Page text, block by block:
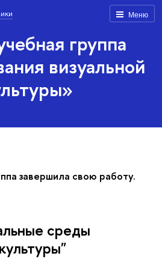
Меню
группа
визуальной
завершила свою работу.
среды